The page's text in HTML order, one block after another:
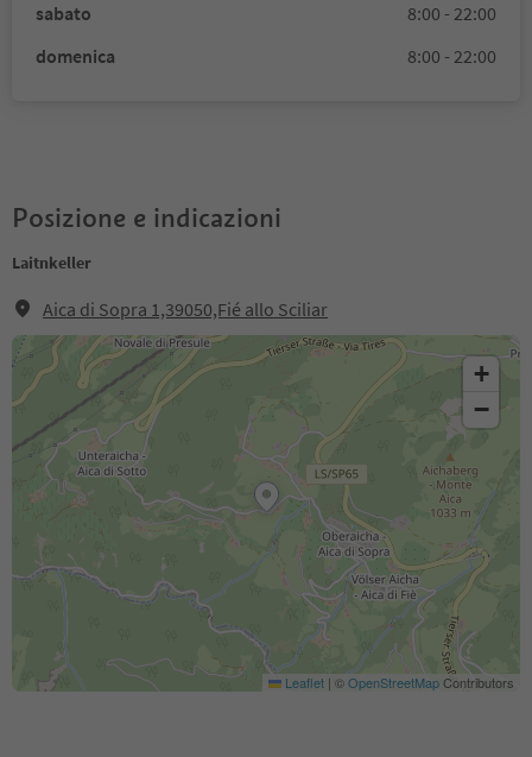
sabato
8:00 - 22:00
domenica
8:00 - 22:00
Posizione e indicazioni
Laitnkeller
Aica di Sopra 1,39050,Fié allo Sciliar
+
−
Leaflet | ©OpenStreetMapContributors